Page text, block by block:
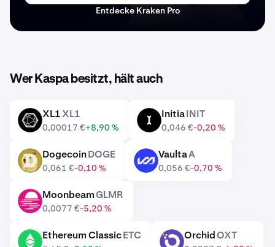
Entdecke Kraken Pro
Wer Kaspa besitzt, hält auch
XL1 XL1XL1
0,00017 €+8,90 %
InitiaINIT
0,046 €-0,20 %
DOGE DogecoinDOGE
0,061 €-0,10 %
A VaultaA
0,056 €-0,70 %
GLMR MoonbeamGLMR
0,0077 €-5,20 %
ETC Ethereum ClassicETC OXT OrchidOXT